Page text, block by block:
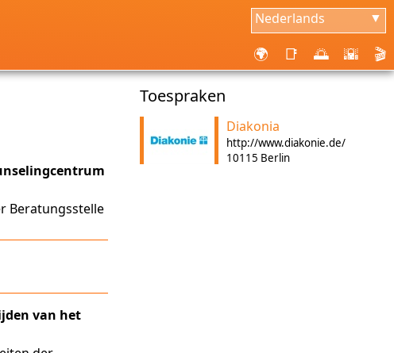
Nederlands ▼
🌍 📑 🌅 🌇 🎬
Beratungsstelle
van het
Toespraken
Diakonia
http://www.diakonie.de/
10115 Berlin